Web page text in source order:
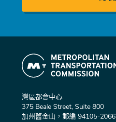
灣區都會中心
375 Beale Street, Suite 800
加州舊金山，郵編 94105-2066